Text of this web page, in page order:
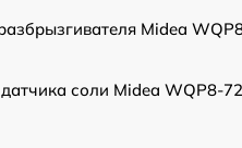
Midea
соли Midea WQP8-